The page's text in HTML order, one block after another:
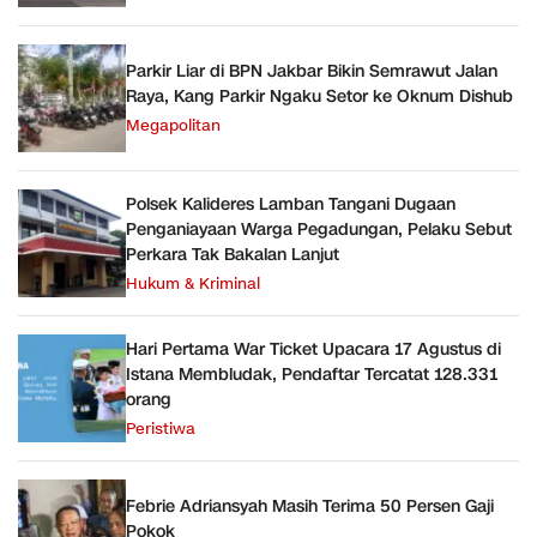
Parkir Liar di BPN Jakbar Bikin Semrawut Jalan
Raya, Kang Parkir Ngaku Setor ke Oknum Dishub
Megapolitan
Polsek Kalideres Lamban Tangani Dugaan
Penganiayaan Warga Pegadungan, Pelaku Sebut
Perkara Tak Bakalan Lanjut
Hukum & Kriminal
Hari Pertama War Ticket Upacara 17 Agustus di
Istana Membludak, Pendaftar Tercatat 128.331
orang
Peristiwa
Febrie Adriansyah Masih Terima 50 Persen Gaji
Pokok